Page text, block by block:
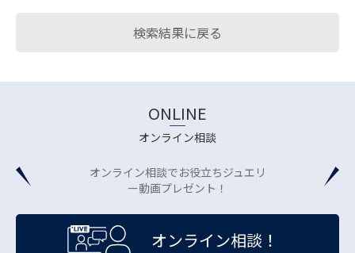
検索結果に戻る
ONLINE
オンライン相談
オンライン相談でお役立ちジュエリ
ー動画プレゼント！
オンライン相談！